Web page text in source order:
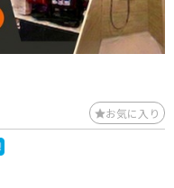
お気に入り